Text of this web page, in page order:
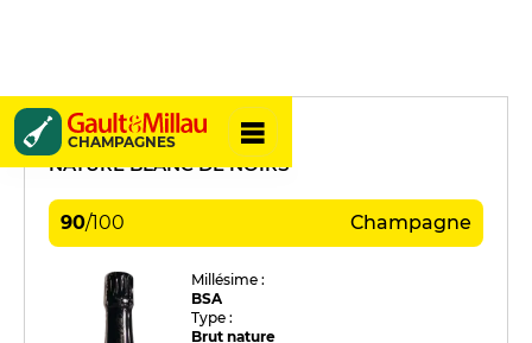
CHAMPAGNES
R. Dumont & Fils
NATURE BLANC DE NOIRS
90/100 Champagne
Millésime :
BSA
Type :
Brut nature